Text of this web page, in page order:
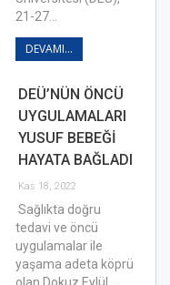
21-27…
DEVAMI...
DEÜ’NÜN ÖNCÜ
UYGULAMALARI
YUSUF BEBEĞİ
HAYATA BAĞLADI
Kas 18, 2022
Sağlıkta doğru
tedavi ve öncü
uygulamalar ile
yaşama adeta köprü